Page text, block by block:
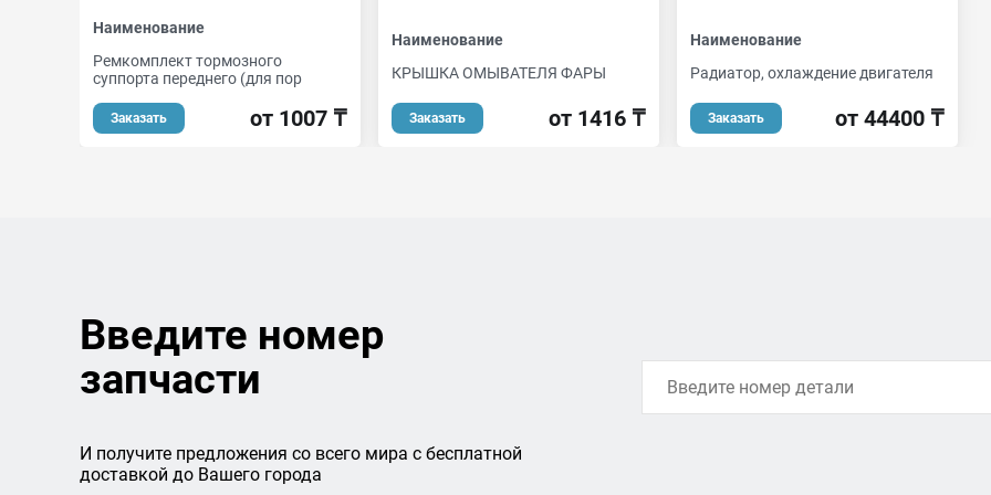
Наименование
Ремкомплект тормозного
суппорта переднего (для пор
Заказать от 1007 ₸
Наименование
КРЫШКА ОМЫВАТЕЛЯ ФАРЫ
Заказать от 1416 ₸
Наименование
Радиатор, охлаждение двигателя
Заказать от 44400 ₸
Введите номер
запчасти
И получите предложения со всего мира с бесплатной
доставкой до Вашего города